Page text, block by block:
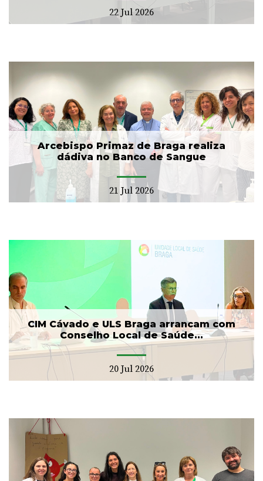
22 Jul 2026
Arcebispo Primaz de Braga realiza
dádiva no Banco de Sangue
21 Jul 2026
CIM Cávado e ULS Braga arrancam com
Conselho Local de Saúde...
20 Jul 2026